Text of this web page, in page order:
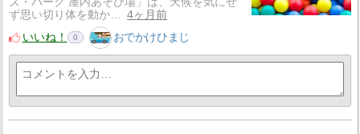
ず思い切り体を動か…
4ヶ月前
いいね！
0 おでかけひまじ